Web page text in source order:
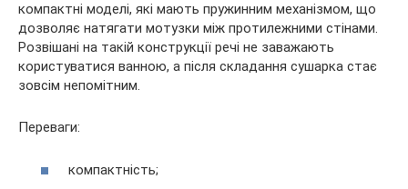
компактні моделі, які мають пружинним механізмом, що
дозволяє натягати мотузки між протилежними стінами.
Розвішані на такій конструкції речі не заважають
користуватися ванною, а після складання сушарка стає
зовсім непомітним.
Переваги:
компактність;